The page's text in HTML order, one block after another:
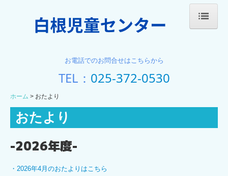
施設案内(2階)
お電話でのお問合せはこちらから
TEL： 025-372-0530
ホーム おたより
おたより
-2026年度-
・ 2026年4月のおたよりはこちら